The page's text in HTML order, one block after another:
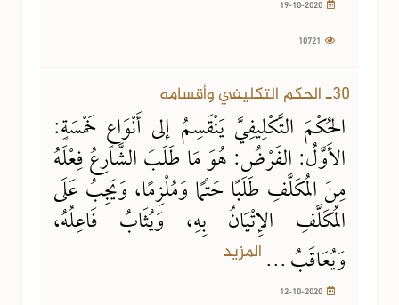
30ـ الحكم التكليفي وأقسامه
الحُكْمَ التَّكْلِيفِيَّ يَنْقَسِمُ إلى أَنْوَاعٍ خَمْسَةٍ:
الأَوَّلُ: الفَرْضُ: هُوَ مَا طَلَبَ الشَّارِعُ فِعْلَهُ
مِنَ المُكَلَّفِ طَلَبًا حَتْمًا وَمُلْزِمًا، وَيَجِبُ عَلَى
المُكَلَّفِ الإِتْيَانُ بِهِ، وَيُثَابُ فَاعِلُهُ،
وَيُعَاقَبُ ... المزيد